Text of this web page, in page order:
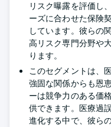
リスク曝露を評価し
ーズに合わせた保険
しています。彼らの
高リスク専門分野や
ります。
このセグメントは、
強固な関係からも恩
ーは競争力のある価
供できます。医療過
進化する中で、彼ら